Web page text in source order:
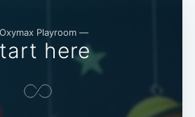
Playroom —
here